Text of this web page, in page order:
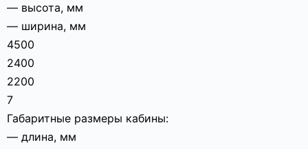
— высота, мм
— ширина, мм
4500
2400
2200
7
Габаритные размеры кабины:
— длина, мм